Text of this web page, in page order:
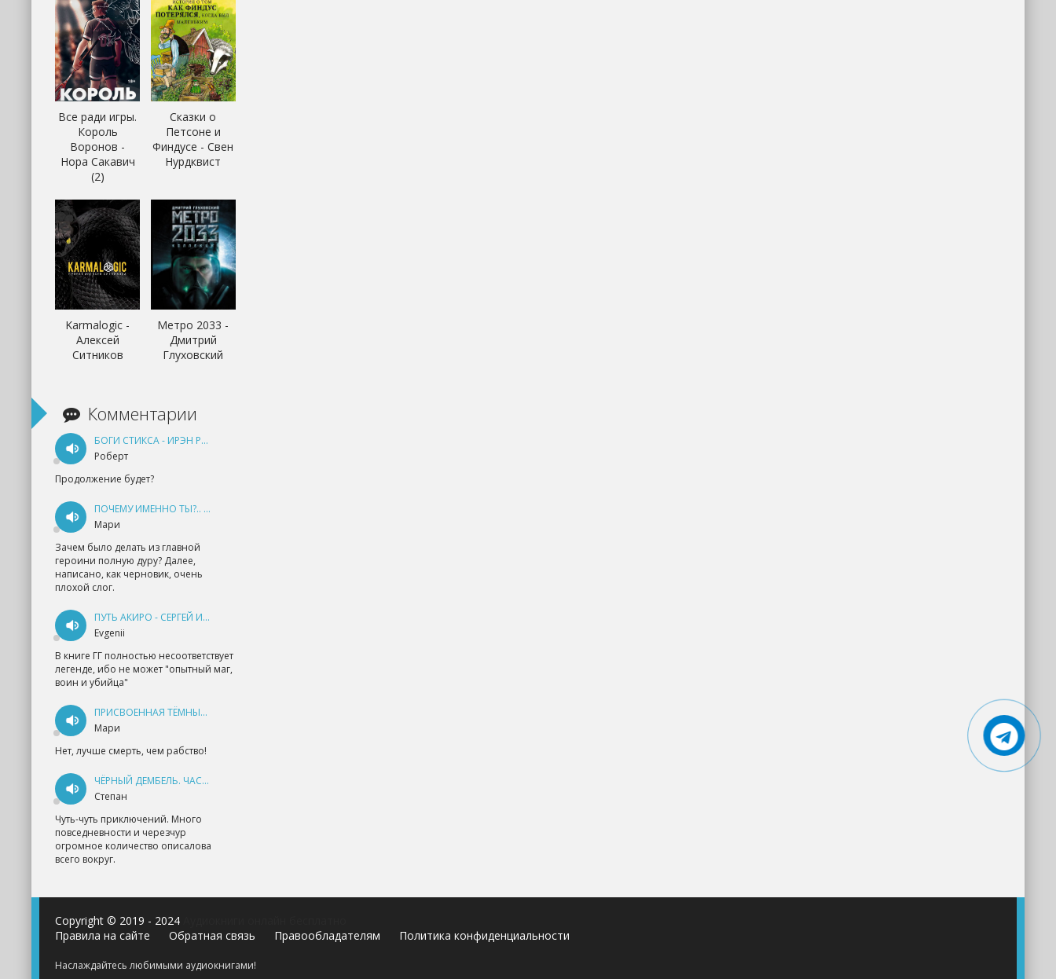
Все ради игры.
Король
Воронов -
Нора Сакавич
(2)
Сказки о
Петсоне и
Финдусе - Свен
Нурдквист
Karmalogic -
Алексей
Ситников
Метро 2033 -
Дмитрий
Глуховский
Комментарии
БОГИ СТИКСА - ИРЭН РУДКЕВИЧ
Роберт
Продолжение будет?
ПОЧЕМУ ИМЕННО ТЫ?.. КНИГА 1 - ЕКАТЕРИНА ЮДИНА
Мари
Зачем было делать из главной
героини полную дуру? Далее,
написано, как черновик, очень
плохой слог.
ПУТЬ АКИРО - СЕРГЕЙ ИЗМАЙЛОВ
Evgenii
В книге ГГ полностью несоответствует
легенде, ибо не может "опытный маг,
воин и убийца"
ПРИСВОЕННАЯ ТЁМНЫМ. ПРОКЛЯТАЯ ЛЮБОВЬ - АННА ГЕРР
Мари
Нет, лучше смерть, чем рабство!
ЧЁРНЫЙ ДЕМБЕЛЬ. ЧАСТЬ 1 - АНДРЕЙ ФЕДИН
Степан
Чуть-чуть приключений. Много
повседневности и черезчур
огромное количество описалова
всего вокруг.
Copyright © 2019 - 2024
Правила на сайте
Обратная связь Правообладателям Политика конфиденциальности
Наслаждайтесь любимыми аудиокнигами!